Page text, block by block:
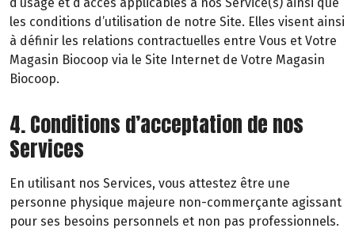
les conditions d’utilisation de notre Site. Elles visent ainsi
à définir les relations contractuelles entre Vous et Votre
Magasin Biocoop via le Site Internet de Votre Magasin
Biocoop.
4. Conditions d’acceptation de nos
Services
En utilisant nos Services, vous attestez être une
personne physique majeure non-commerçante agissant
pour ses besoins personnels et non pas professionnels.